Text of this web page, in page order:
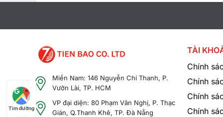
Miền Nam: 146 Nguyễn Chí Thanh, P.
Vườn Lài, TP. HCM
VP đại diện: 80 Phạm Văn Nghị, P. Thạc
Gián, Q.Thanh Khê, TP. Đà Nẵng
TÀI
Chính
Chính
Chính
Chính
Tìm đường